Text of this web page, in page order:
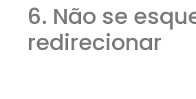
6. Não se
redirecionar